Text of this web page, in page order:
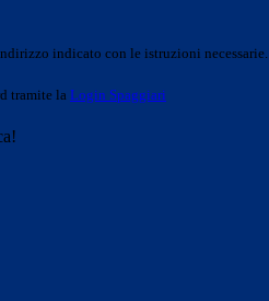
indicato con le istruzioni necessarie.
tramite la Login Spaggiari